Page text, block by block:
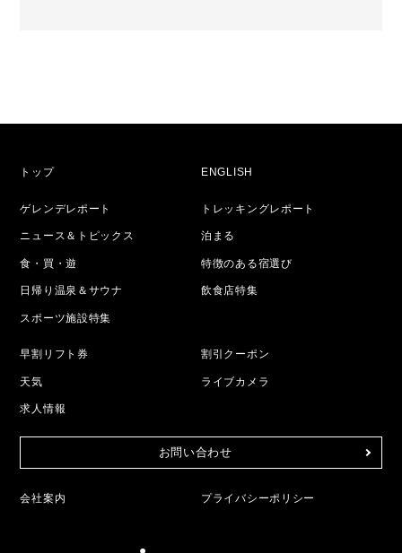
トップ ENGLISH
ゲレンデレポート トレッキングレポート
ニュース＆トピックス 泊まる
食・買・遊 特徴のある宿選び
日帰り温泉＆サウナ 飲食店特集
スポーツ施設特集
早割リフト券 割引クーポン
天気 ライブカメラ
求人情報
お問い合わせ
会社案内 プライバシーポリシー